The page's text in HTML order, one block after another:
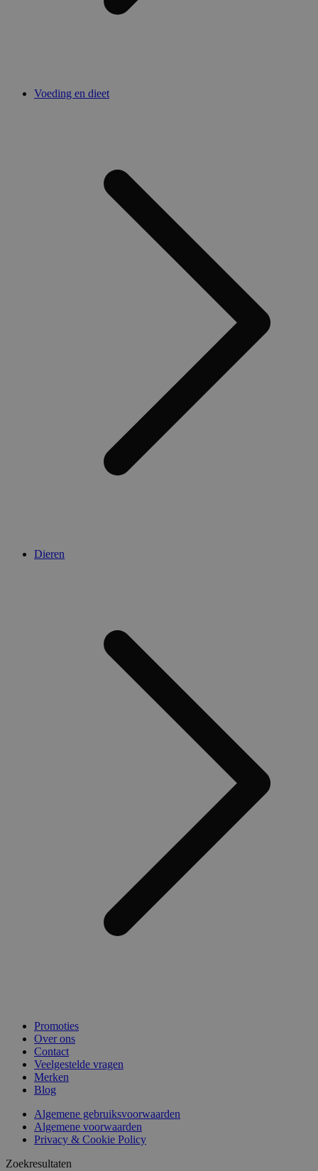
Voeding en dieet
Dieren
Promoties
Over ons
Contact
Veelgestelde vragen
Merken
Blog
Algemene gebruiksvoorwaarden
Algemene voorwaarden
Privacy & Cookie Policy
Zoekresultaten